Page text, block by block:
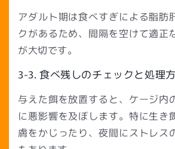
アダルト期は食べすぎによる脂肪
クがあるため、間隔を空けて適正
が大切です。
3-3. 食べ残しのチェックと処理
与えた餌を放置すると、ケージ内
に悪影響を及ぼします。特に生き
膚をかじったり、夜間にストレス